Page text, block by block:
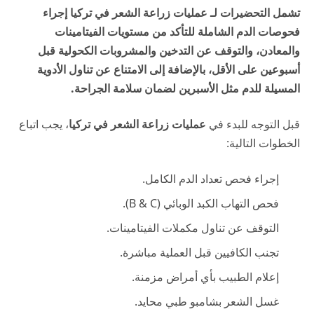
تشمل التحضيرات لـ عمليات زراعة الشعر في تركيا إجراء
فحوصات الدم الشاملة للتأكد من مستويات الفيتامينات
والمعادن، والتوقف عن التدخين والمشروبات الكحولية قبل
أسبوعين على الأقل، بالإضافة إلى الامتناع عن تناول الأدوية
المسيلة للدم مثل الأسبرين لضمان سلامة الجراحة.
قبل التوجه للبدء في عمليات زراعة الشعر في تركيا، يجب اتباع
الخطوات التالية:
إجراء فحص تعداد الدم الكامل.
فحص التهاب الكبد الوبائي (B & C).
التوقف عن تناول مكملات الفيتامينات.
تجنب الكافيين قبل العملية مباشرة.
إعلام الطبيب بأي أمراض مزمنة.
غسل الشعر بشامبو طبي محايد.